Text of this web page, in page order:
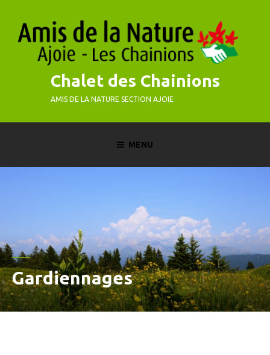
content
Chalet des Chainions
AMIS DE LA NATURE SECTION AJOIE
MENU
Gardiennages